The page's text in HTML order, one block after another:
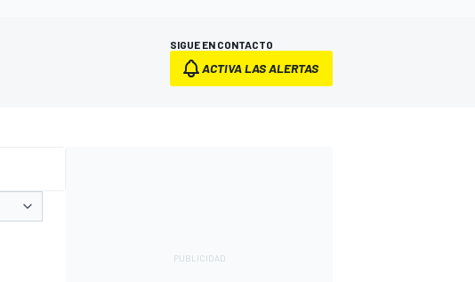
SIGUE EN CONTACTO
ACTIVA LAS ALERTAS